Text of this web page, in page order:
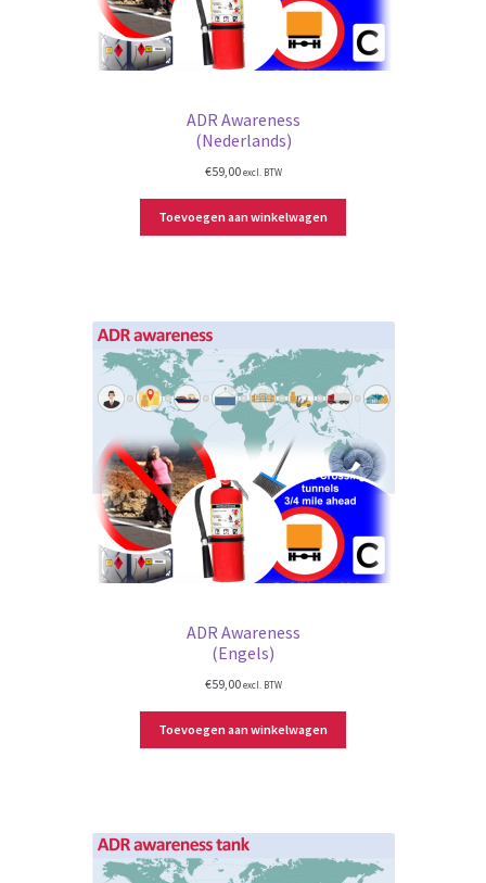
ADR Awareness
(Nederlands)
€59,00 excl. BTW
Toevoegen aan winkelwagen
ADR Awareness
(Engels)
€59,00 excl. BTW
Toevoegen aan winkelwagen